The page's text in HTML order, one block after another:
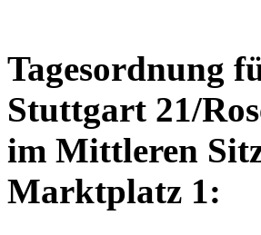
Tagesordnung
Stuttgart 21/
im Mittleren
Marktplatz 1: